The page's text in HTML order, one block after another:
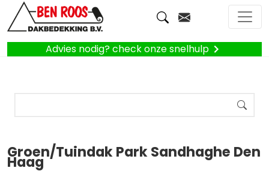
Advies nodig? check onze snelhulp
Groen/Tuindak Park Sandhaghe Den
Haag